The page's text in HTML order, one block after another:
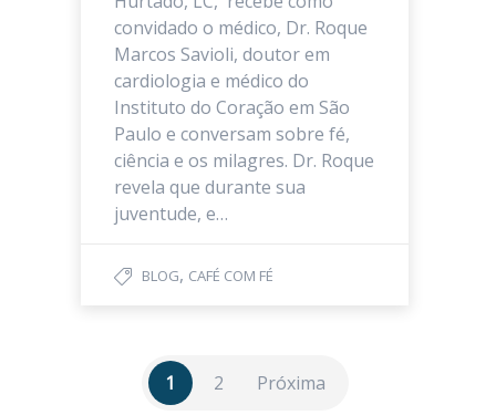
convidado o médico, Dr. Roque
Marcos Savioli, doutor em
cardiologia e médico do
Instituto do Coração em São
Paulo e conversam sobre fé,
ciência e os milagres. Dr. Roque
revela que durante sua
juventude, e…
BLOG, CAFÉ COM FÉ
1 2 Próxima